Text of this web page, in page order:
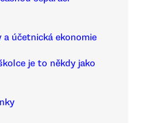
a účetnická ekonomie
je to někdy jako